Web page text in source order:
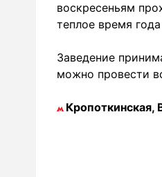
воскресеньям
теплое время
Заведение
можно провести
Кропоткинская,